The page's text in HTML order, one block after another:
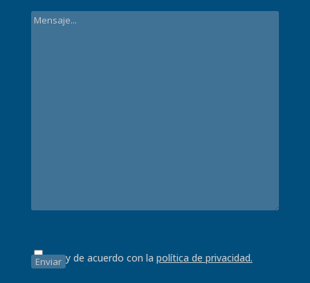
Estoy de acuerdo con la política de privacidad.